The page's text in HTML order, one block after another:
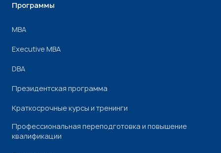
Программы
МВА
Executive MBA
DBA
Президентская программа
Краткосрочные курсы и тренинги
Профессиональная переподготовка и повышение
квалификации